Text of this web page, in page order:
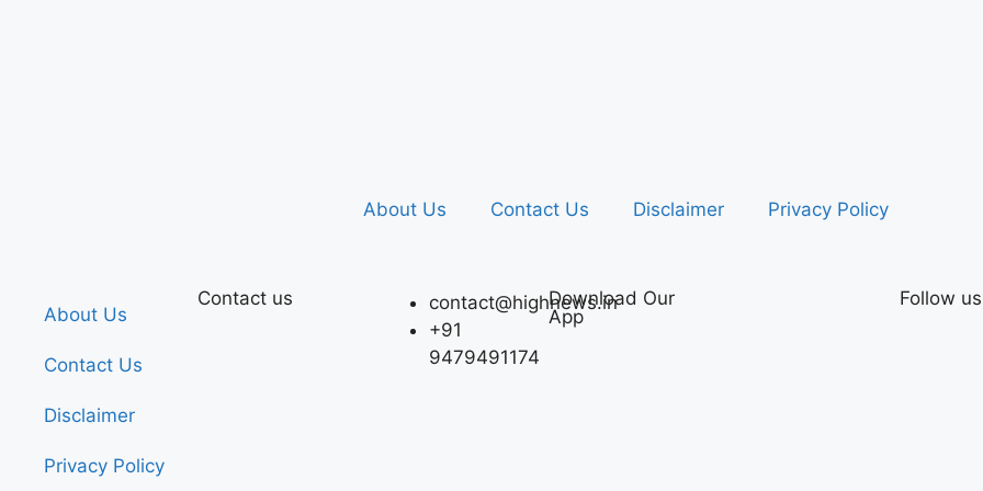
About Us Contact Us Disclaimer Privacy Policy
About Us
Contact Us
Disclaimer
Privacy Policy
Contact us
contact@highnews.in
+91
9479491174
Download Our
App
Follow